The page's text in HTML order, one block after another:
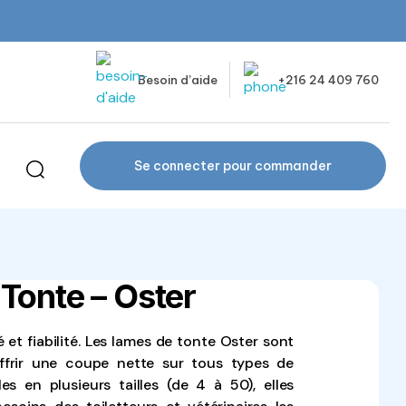
Besoin d’aide +216 24 409 760
Se connecter pour commander
– Oster
et fiabilité. Les lames de tonte Oster sont
une coupe nette sur tous types de
en plusieurs tailles (de 4 à 50), elles